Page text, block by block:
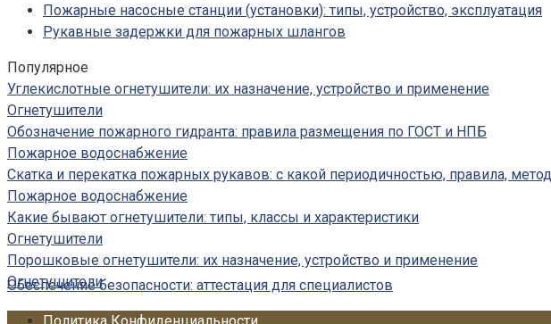
Пожарные насосные станции (установки): типы, устройство, эксплуатация
Рукавные задержки для пожарных шлангов
Популярное
Углекислотные огнетушители: их назначение, устройство и применение
Огнетушители
Обозначение пожарного гидранта: правила размещения по ГОСТ и НПБ
Пожарное водоснабжение
Скатка и перекатка пожарных рукавов: с какой периодичностью, правила,
Пожарное водоснабжение
Какие бывают огнетушители: типы, классы и характеристики
Огнетушители
Порошковые огнетушители: их назначение, устройство и применение
Огнетушители
Обеспечение безопасности: аттестация для специалистов